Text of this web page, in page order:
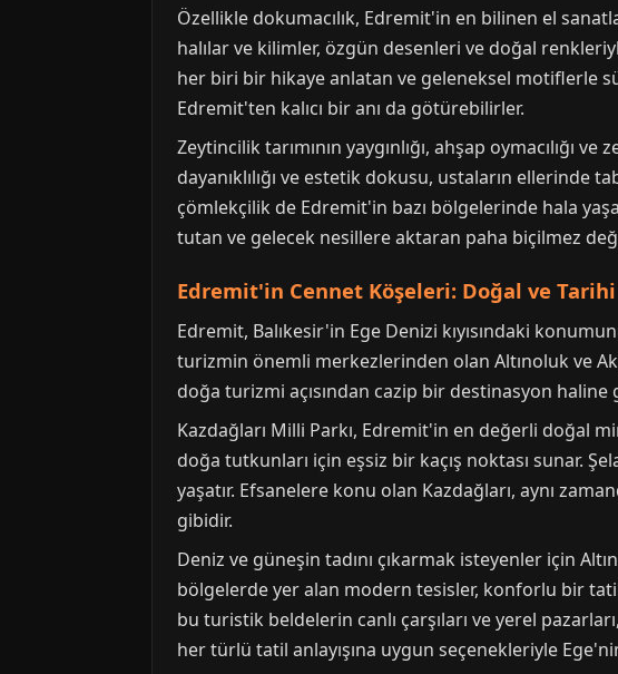
Özellikle dokumacılık, Edremit'in en bilinen el
halılar ve kilimler, özgün desenleri ve doğal
her biri bir hikaye anlatan ve geleneksel motiflerle
Edremit'ten kalıcı bir anı da götürebilirler.
Zeytincilik tarımının yaygınlığı, ahşap oymacılığı
dayanıklılığı ve estetik dokusu, ustaların ellerinde
çömlekçilik de Edremit'in bazı bölgelerinde hala
tutan ve gelecek nesillere aktaran paha biçilmez
Edremit'in Cennet Köşeleri: Doğal ve
Edremit, Balıkesir'in Ege Denizi kıyısındaki
turizmin önemli merkezlerinden olan Altınoluk ve
doğa turizmi açısından cazip bir destinasyon haline
Kazdağları Milli Parkı, Edremit'in en değerli doğal
doğa tutkunları için eşsiz bir kaçış noktası sunar.
yaşatır. Efsanelere konu olan Kazdağları, aynı
gibidir.
Deniz ve güneşin tadını çıkarmak isteyenler için
bölgelerde yer alan modern tesisler, konforlu bir
bu turistik beldelerin canlı çarşıları ve yerel
her türlü tatil anlayışına uygun seçenekleriyle